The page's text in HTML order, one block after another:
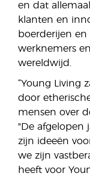
en dat
klanten en
boerderijen
werknemers
wereldwijd.
“Young Living
door
mensen over
"De afgelopen
zijn ideeën
we zijn
heeft voor